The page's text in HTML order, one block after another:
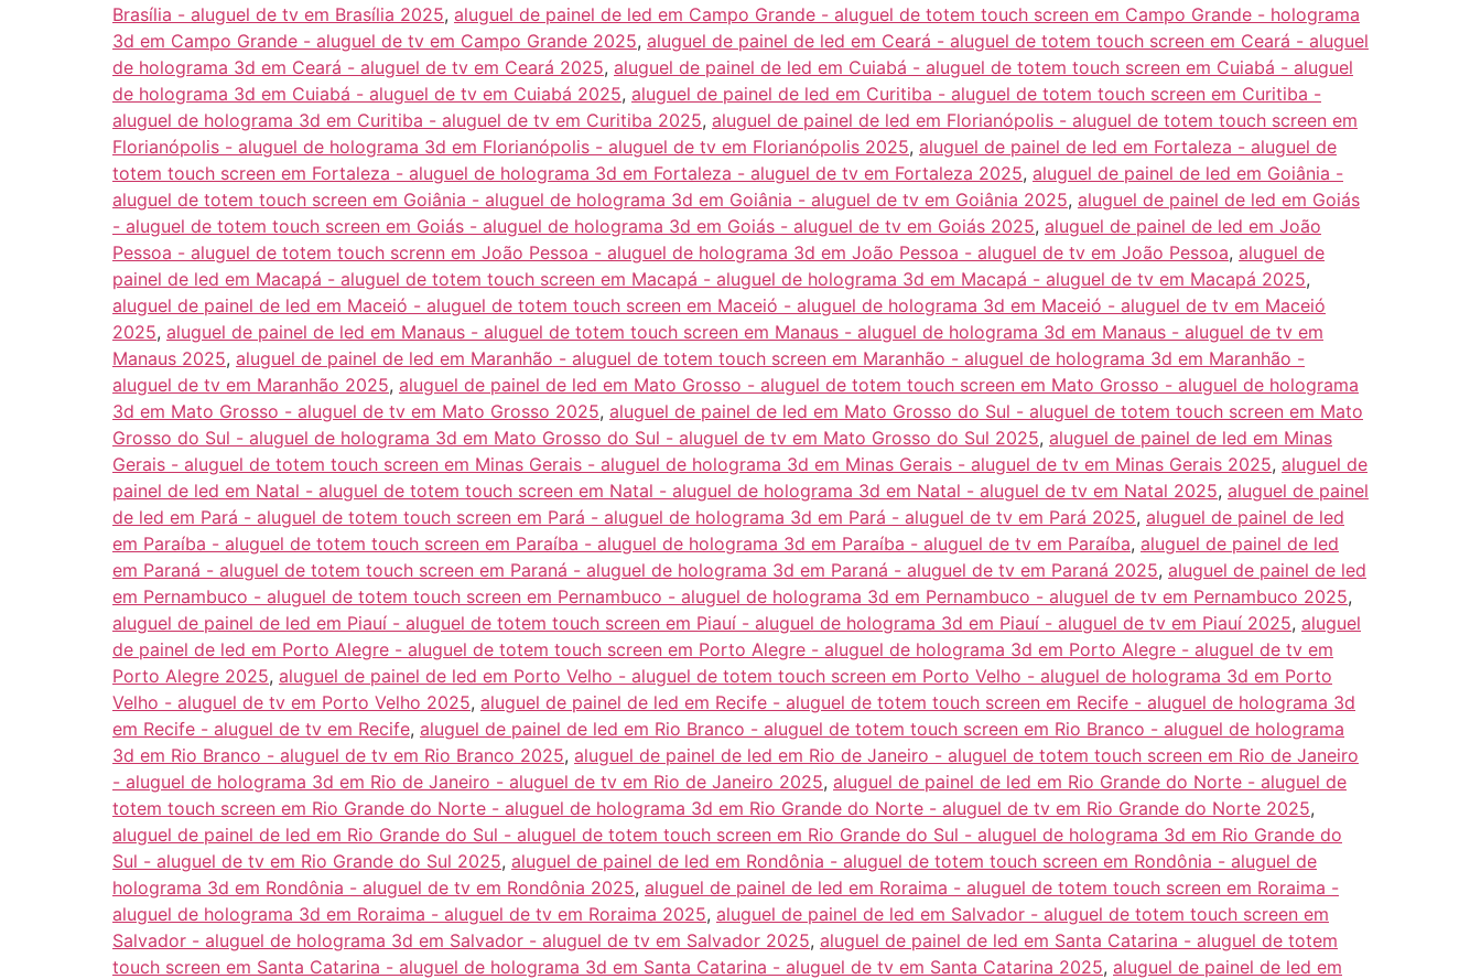
Brasília - aluguel de tv em Brasília 2025, aluguel de painel de led em Campo Grande - aluguel de totem touch screen em Campo Grande - holograma
3d em Campo Grande - aluguel de tv em Campo Grande 2025, aluguel de painel de led em Ceará - aluguel de totem touch screen em Ceará - aluguel
de holograma 3d em Ceará - aluguel de tv em Ceará 2025, aluguel de painel de led em Cuiabá - aluguel de totem touch screen em Cuiabá - aluguel
de holograma 3d em Cuiabá - aluguel de tv em Cuiabá 2025, aluguel de painel de led em Curitiba - aluguel de totem touch screen em Curitiba -
aluguel de holograma 3d em Curitiba - aluguel de tv em Curitiba 2025, aluguel de painel de led em Florianópolis - aluguel de totem touch screen em
Florianópolis - aluguel de holograma 3d em Florianópolis - aluguel de tv em Florianópolis 2025, aluguel de painel de led em Fortaleza - aluguel de
totem touch screen em Fortaleza - aluguel de holograma 3d em Fortaleza - aluguel de tv em Fortaleza 2025, aluguel de painel de led em Goiânia -
aluguel de totem touch screen em Goiânia - aluguel de holograma 3d em Goiânia - aluguel de tv em Goiânia 2025, aluguel de painel de led em Goiás
- aluguel de totem touch screen em Goiás - aluguel de holograma 3d em Goiás - aluguel de tv em Goiás 2025, aluguel de painel de led em João
Pessoa - aluguel de totem touch screnn em João Pessoa - aluguel de holograma 3d em João Pessoa - aluguel de tv em João Pessoa, aluguel de
painel de led em Macapá - aluguel de totem touch screen em Macapá - aluguel de holograma 3d em Macapá - aluguel de tv em Macapá 2025,
aluguel de painel de led em Maceió - aluguel de totem touch screen em Maceió - aluguel de holograma 3d em Maceió - aluguel de tv em Maceió
2025, aluguel de painel de led em Manaus - aluguel de totem touch screen em Manaus - aluguel de holograma 3d em Manaus - aluguel de tv em
Manaus 2025, aluguel de painel de led em Maranhão - aluguel de totem touch screen em Maranhão - aluguel de holograma 3d em Maranhão -
aluguel de tv em Maranhão 2025, aluguel de painel de led em Mato Grosso - aluguel de totem touch screen em Mato Grosso - aluguel de holograma
3d em Mato Grosso - aluguel de tv em Mato Grosso 2025, aluguel de painel de led em Mato Grosso do Sul - aluguel de totem touch screen em Mato
Grosso do Sul - aluguel de holograma 3d em Mato Grosso do Sul - aluguel de tv em Mato Grosso do Sul 2025, aluguel de painel de led em Minas
Gerais - aluguel de totem touch screen em Minas Gerais - aluguel de holograma 3d em Minas Gerais - aluguel de tv em Minas Gerais 2025, aluguel de
painel de led em Natal - aluguel de totem touch screen em Natal - aluguel de holograma 3d em Natal - aluguel de tv em Natal 2025, aluguel de painel
de led em Pará - aluguel de totem touch screen em Pará - aluguel de holograma 3d em Pará - aluguel de tv em Pará 2025, aluguel de painel de led
em Paraíba - aluguel de totem touch screen em Paraíba - aluguel de holograma 3d em Paraíba - aluguel de tv em Paraíba, aluguel de painel de led
em Paraná - aluguel de totem touch screen em Paraná - aluguel de holograma 3d em Paraná - aluguel de tv em Paraná 2025, aluguel de painel de led
em Pernambuco - aluguel de totem touch screen em Pernambuco - aluguel de holograma 3d em Pernambuco - aluguel de tv em Pernambuco 2025,
aluguel de painel de led em Piauí - aluguel de totem touch screen em Piauí - aluguel de holograma 3d em Piauí - aluguel de tv em Piauí 2025, aluguel
de painel de led em Porto Alegre - aluguel de totem touch screen em Porto Alegre - aluguel de holograma 3d em Porto Alegre - aluguel de tv em
Porto Alegre 2025, aluguel de painel de led em Porto Velho - aluguel de totem touch screen em Porto Velho - aluguel de holograma 3d em Porto
Velho - aluguel de tv em Porto Velho 2025, aluguel de painel de led em Recife - aluguel de totem touch screen em Recife - aluguel de holograma 3d
em Recife - aluguel de tv em Recife, aluguel de painel de led em Rio Branco - aluguel de totem touch screen em Rio Branco - aluguel de holograma
3d em Rio Branco - aluguel de tv em Rio Branco 2025, aluguel de painel de led em Rio de Janeiro - aluguel de totem touch screen em Rio de Janeiro
- aluguel de holograma 3d em Rio de Janeiro - aluguel de tv em Rio de Janeiro 2025, aluguel de painel de led em Rio Grande do Norte - aluguel de
totem touch screen em Rio Grande do Norte - aluguel de holograma 3d em Rio Grande do Norte - aluguel de tv em Rio Grande do Norte 2025,
aluguel de painel de led em Rio Grande do Sul - aluguel de totem touch screen em Rio Grande do Sul - aluguel de holograma 3d em Rio Grande do
Sul - aluguel de tv em Rio Grande do Sul 2025, aluguel de painel de led em Rondônia - aluguel de totem touch screen em Rondônia - aluguel de
holograma 3d em Rondônia - aluguel de tv em Rondônia 2025, aluguel de painel de led em Roraima - aluguel de totem touch screen em Roraima -
aluguel de holograma 3d em Roraima - aluguel de tv em Roraima 2025, aluguel de painel de led em Salvador - aluguel de totem touch screen em
Salvador - aluguel de holograma 3d em Salvador - aluguel de tv em Salvador 2025, aluguel de painel de led em Santa Catarina - aluguel de totem
touch screen em Santa Catarina - aluguel de holograma 3d em Santa Catarina - aluguel de tv em Santa Catarina 2025, aluguel de painel de led em